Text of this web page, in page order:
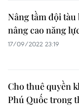
Nâng tầm đội tàu
nâng cao năng
17/09/2022 23:19
Cho thuê quyền
Phú Quốc trong